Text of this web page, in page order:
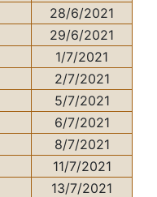
28/6/2021
29/6/2021
1/7/2021
2/7/2021
5/7/2021
6/7/2021
8/7/2021
11/7/2021
13/7/2021